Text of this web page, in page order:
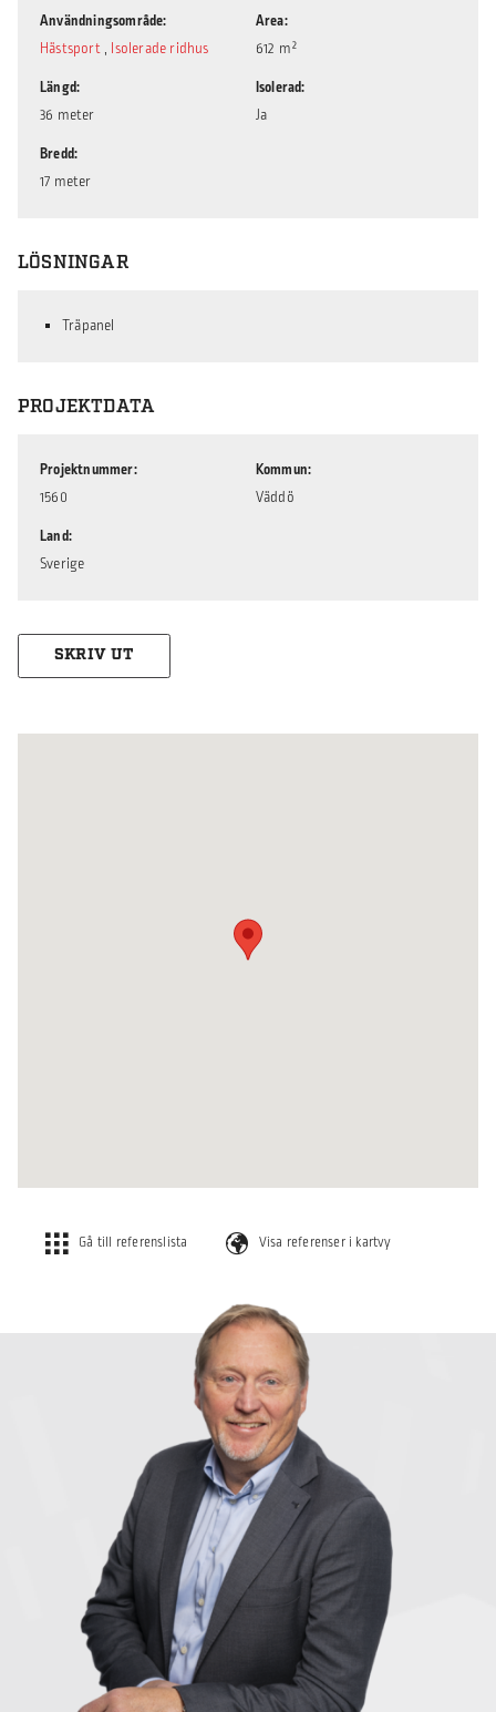
Användningsområde
Hästsport , Isolerade ridhus
Längd
36 meter
Bredd
17 meter
Area
612 m²
Isolerad
Ja
LÖSNINGAR
Träpanel
PROJEKTDATA
Projektnummer
1560
Land
Sverige
Kommun
Väddö
SKRIV UT
Gå till referenslista Visa referenser i kartvy